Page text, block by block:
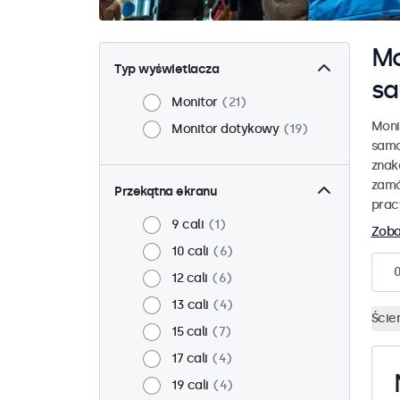
Typ wyświetlacza
Monitor
21
Monitor dotykowy
19
Przekątna ekranu
9 cali
1
10 cali
6
12 cali
6
13 cali
4
15 cali
7
17 cali
4
19 cali
4
0